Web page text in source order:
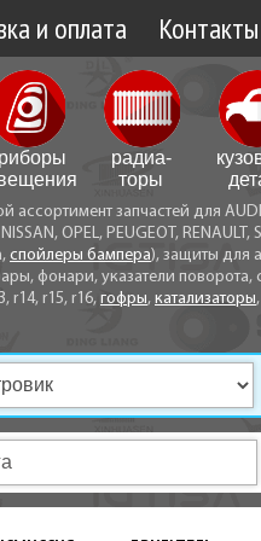
и оплата
по Минску
по Беларуси
оплаты
Контакты
Вакансии
радиа­
торы
запчастей для AUDI,
OPEL, PEUGEOT, RENAULT,
спойлеры бампера), защиты для
фонари, указатели поворота,
r14, r15, r16, гофры, катализаторы